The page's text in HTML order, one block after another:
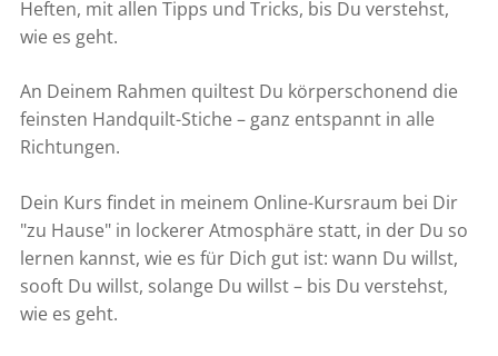
Heften, mit allen Tipps und Tricks, bis Du verstehst,
wie es geht.
An Deinem Rahmen quiltest Du körperschonend die
feinsten Handquilt-Stiche – ganz entspannt in alle
Richtungen.
Dein Kurs findet in meinem Online-Kursraum bei Dir
"zu Hause" in lockerer Atmosphäre statt, in der Du so
lernen kannst, wie es für Dich gut ist: wann Du willst,
sooft Du willst, solange Du willst – bis Du verstehst,
wie es geht.